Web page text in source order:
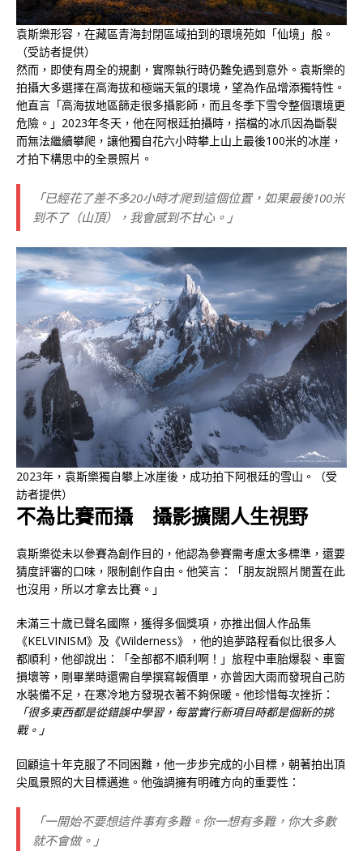
袁斯樂形容，在藏區青海封閉區域拍到的環境苑如「仙境」般。
（受訪者提供）
然而，即使有周全的規劃，實際執行時仍難免遇到意外。袁斯樂的
拍攝大多選擇在高海拔和極端天氣的環境，望為作品增添獨特性。
他直言「高海拔地區篩走很多攝影師，而且冬季下雪令整個環境更
危險。」2023年冬天，他在阿根廷拍攝時，搭檔的冰爪因為斷裂
而無法繼續攀爬，讓他獨自花六小時攀上山上最後100米的冰崖，
才拍下構思中的全景照片。
「已經花了差不多20小時才爬到這個位置，如果最後100米
到不了（山頂），我會感到不甘心。」
2023年，袁斯樂獨自攀上冰崖後，成功拍下阿根廷的雪山。（受
訪者提供）
不為比賽而攝 攝影擴闊人生視野
袁斯樂從未以參賽為創作目的，他認為參賽需考慮太多標準，還要
猜度評審的口味，限制創作自由。他笑言：「朋友說照片閒置在此
也沒用，所以才拿去比賽。」
未滿三十歲已聲名國際，獲得多個獎項，亦推出個人作品集
《KELVINISM》及《Wilderness》，他的追夢路程看似比很多人
都順利，他卻說出：「全部都不順利啊！」旅程中車胎爆裂、車窗
損壞等，剛畢業時還需自學撰寫報價單，亦曾因大雨而發現自己防
水裝備不足，在寒冷地方發現衣著不夠保暖。他珍惜每次挫折：
「很多東西都是從錯誤中學習，每當實行新項目時都是個新的挑
戰。」
回顧這十年克服了不同困難，他一步步完成的小目標，朝著拍出頂
尖風景照的大目標邁進。他強調擁有明確方向的重要性：
「一開始不要想這件事有多難。你一想有多難，你大多數
就不會做。」